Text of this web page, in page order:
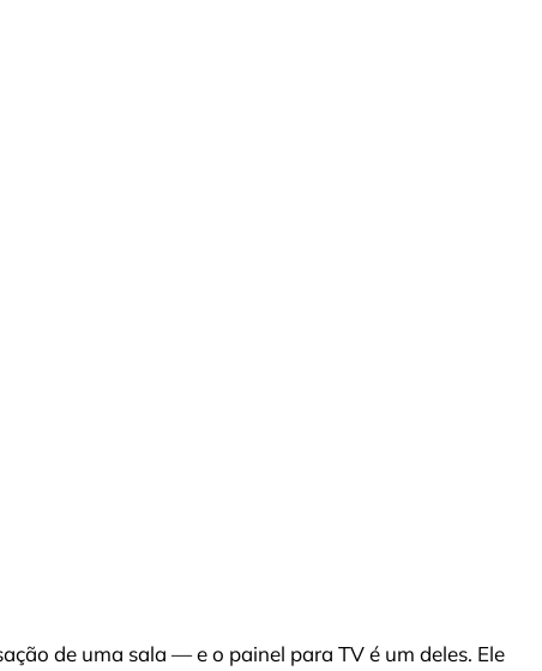
de uma sala — e o painel para TV é um deles. Ele